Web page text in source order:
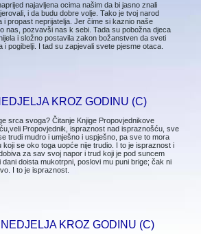
najavljena ocima našim da bi jasno znali
i da budu dobre volje. Tako je tvoj narod
propast neprijatelja. Jer čime si kaznio naše
nas, pozvavši nas k sebi. Tada su pobožna djeca
i složno postavila zakon božanstven da sveti
i pogibelji. I tad su zapjevali svete pjesme otaca.
KROZ GODINU (C)
srca svoga? Čitanje Knjige Propovjednikove
Propovjednik, ispraznost nad ispraznošću, sve
trudi mudro i umješno i uspješno, pa sve to mora
koji se oko toga uopće nije trudio. I to je ispraznost i
za sav svoj napor i trud koji je pod suncem
doista mukotrpni, poslovi mu puni brige; čak ni
I to je ispraznost.
KROZ GODINU (C)